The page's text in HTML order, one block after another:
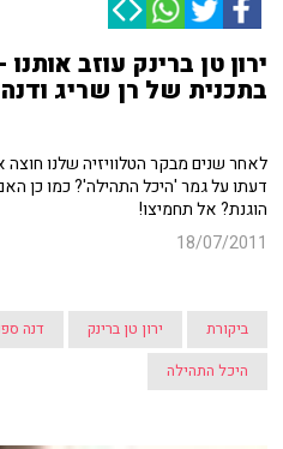
ירון טן ברינק עוזב
בתכנית של רן שריג
לאחר שנים מבקר הטלוויזיה שלנו
דעתו על גמר 'היכל התהילה'? כמו כן
הוגנת? אל תחמיצו!
18/07/2011
ביקורת ירון טן ברינק דנה
היכל התהילה